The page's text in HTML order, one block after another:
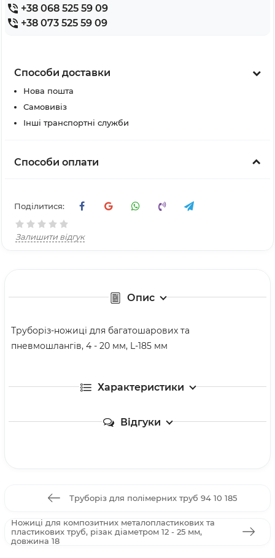
+38 068 525 59 09
+38 073 525 59 09
Способи доставки
Нова пошта
Самовивіз
Інші транспортні служби
Способи оплати
Поділитися:
Залишити відгук
Опис
Труборіз-ножиці для багатошарових та
пневмошлангів, 4 - 20 мм, L-185 мм
Характеристики
Відгуки
Труборіз для полімерних труб 94 10 185
Ножиці для композитних металопластикових та
пластикових труб, різак діаметром 12 - 25 мм,
довжина 18